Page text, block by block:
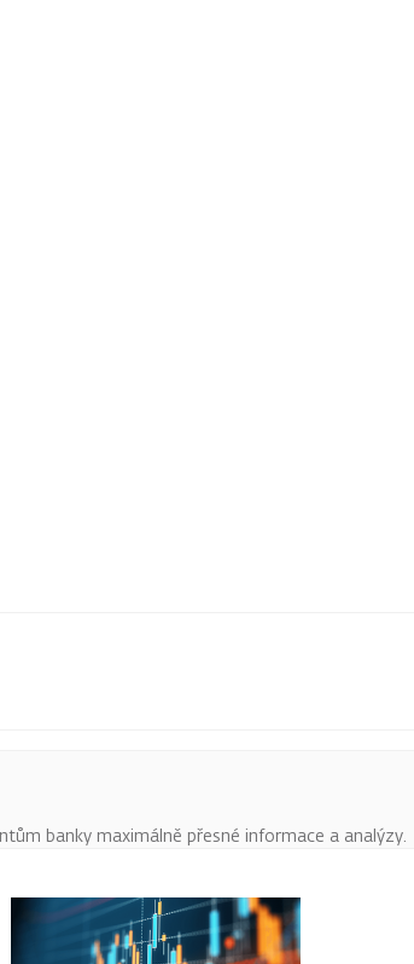
banky maximálně přesné informace a analýzy.